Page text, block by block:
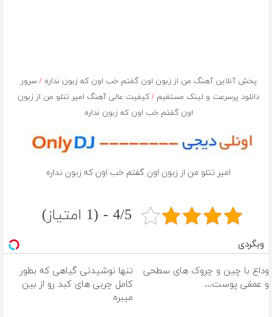
پخش آنلاین آهنگ من از زبون اون گفتم خب اون كه زبون نداره/ سرور
دانلود پرسرعت و لینک مستقیم /کیفیت عالی آهنگ امیر تتلو من از زبون
اون گفتم خب اون كه زبون نداره
امیر تتلو من از زبون اون گفتم خب اون كه زبون نداره
4/5 - (1 امتیاز)
وبگردی
وداع با چین و چروک های سطحی
و عمقی پوست...
تنها نوشیدنی گیاهی که بطور
کامل چربی های کبد رو از بین
میبره